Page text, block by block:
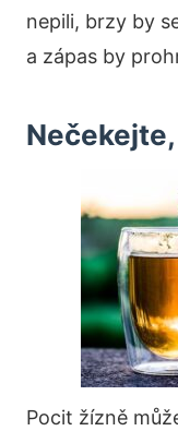
nepili, brzy by
a zápas by
Pocit žízně